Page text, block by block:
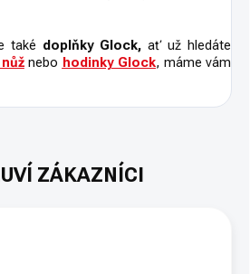
také doplňky Glock, ať už hledáte
nebo hodinky Glock, máme vám